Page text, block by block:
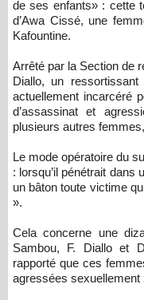
de ses enfants» : cette
d’Awa Cissé, une
Kafountine.
Arrêté par la Section de
Diallo, un
actuellement incarcéré
d’assassinat et
plusieurs autres
Le mode opératoire du
: lorsqu’il pénétrait dans
un bâton toute victime
».
Cela concerne une
Sambou, F. Diallo et
rapporté que ces
agressées